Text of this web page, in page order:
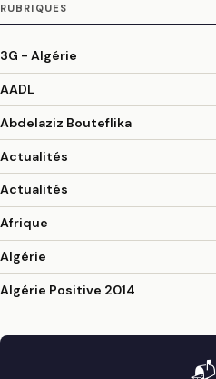
RUBRIQUES
3G - Algérie
AADL
Abdelaziz Bouteflika
Actualités
Actualités
Afrique
Algérie
Algérie Positive 2014
📬